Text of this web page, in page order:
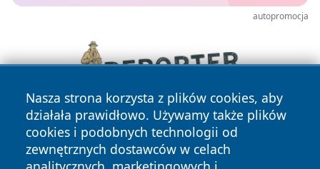
autopromocja
Nasza strona korzysta z plików cookies, aby
działała prawidłowo. Używamy także plików
cookies i podobnych technologii od
zewnętrznych dostawców w celach